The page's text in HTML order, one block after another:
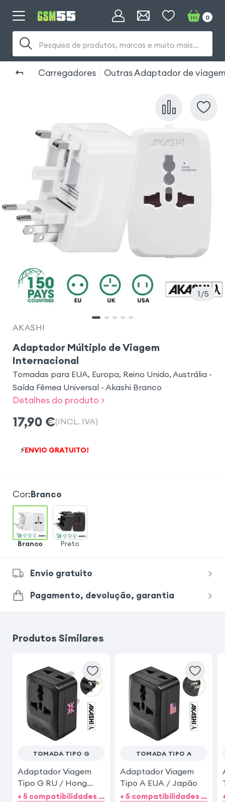
Pesquisa de produtos, marcas e muito mais...
0
Carregadores Outras Adaptador de
1 5
AKASHI
Adaptador Múltiplo de Viagem
Internacional
Tomadas para EUA, Europa, Reino Unido, Austrália -
Saída Fêmea Universal - Akashi Branco
Detalhes do produto >
17,90 €(INCL. IVA)
⚡ENVIO GRATUITO!
Cor:Branco
Branco Preto
Envio gratuito
Pagamento, devolução, garantia
Produtos Similares
TOMADA TIPO G
Adaptador Viagem
Tipo G RU / Hong
Kong
+ 5 compatibilidades de categorias
TOMADA TIPO A
Adaptador Viagem
Tipo A EUA / Japão
+ 5 compatibilidades de categorias